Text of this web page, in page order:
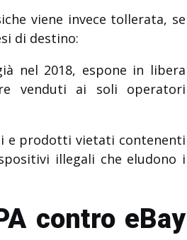
viene invece tollerata, se
di destino:
nel 2018, espone in libera
venduti ai soli operatori
e prodotti vietati contenenti
illegali che eludono i
contro eBay